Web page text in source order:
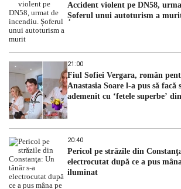
Accident violent pe DN58,
Șoferul unui autoturism a
21:00
Fiul Sofiei Vergara, român
Anastasia Soare l-a pus să facă
ademenit cu ‘fetele superbe’
20:40
Pericol pe străzile din
electrocutat după ce a pus
iluminat